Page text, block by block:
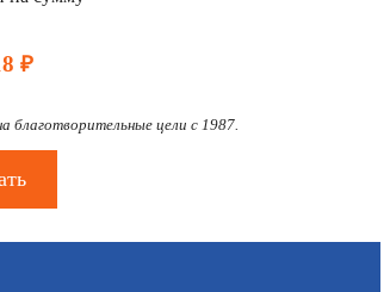
₽
благотворительные цели с 1987.